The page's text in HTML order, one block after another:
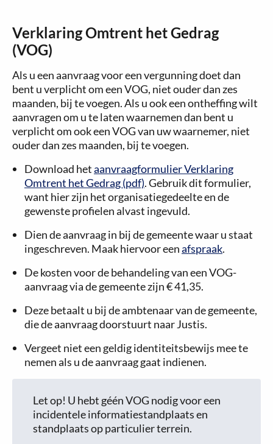
Verklaring Omtrent het Gedrag
(VOG)
Als u een aanvraag voor een vergunning doet dan
bent u verplicht om een VOG, niet ouder dan zes
maanden, bij te voegen. Als u ook een ontheffing wilt
aanvragen om u te laten waarnemen dan bent u
verplicht om ook een VOG van uw waarnemer, niet
ouder dan zes maanden, bij te voegen.
Download hetaanvraagformulier Verklaring
Omtrent het Gedrag (pdf). Gebruik dit formulier,
want hier zijn het organisatiegedeelte en de
gewenste profielen alvast ingevuld.
Dien de aanvraag in bij de gemeente waar u staat
ingeschreven. Maak hiervoor eenafspraak.
De kosten voor de behandeling van een VOG-
aanvraag via de gemeente zijn€ 41,35.
Deze betaalt u bij de ambtenaar van de gemeente,
die de aanvraag doorstuurt naar Justis.
Vergeet niet een geldig identiteitsbewijs mee te
nemen als u de aanvraag gaat indienen.
Let op! U hebt géén VOG nodig voor een
incidentele informatiestandplaats en
standplaats op particulier terrein.